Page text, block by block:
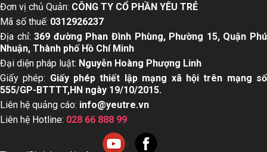
Đơn vị chủ Quản: CÔNG TY CỔ PHẦN YÊU TRẺ
Mã số thuế: 0312926237
Địa chỉ:369 đường Phan Đình Phùng, Phường 15, Quận Phú
Nhuận, Thành phố Hồ Chí Minh
Đại diện pháp luật: Nguyễn Hoàng Phượng Linh
Giấy phép: Giấy phép thiết lập mạng xã hội trên mạng số
555/GP-BTTTT,HN ngày 19/10/2015.
Liên hệ quảng cáo: info@yeutre.vn
Liên hệ Hotline: 028 66 888 99